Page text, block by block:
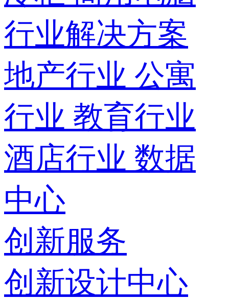
行业解决方案
地产行业 公寓
行业 教育行业
酒店行业 数据
中心
创新服务
创新设计中心